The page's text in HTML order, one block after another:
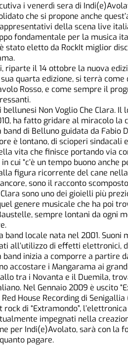
i venerdì sera di
che si propone anche
della scena live
fondamentale per la musica
stato eletto da RockIt miglior
riparte il 14 ottobre la nuova
quarta edizione, si terrà come
Rosso, e come sempre il
Non Voglio Che Clara. Il
ha fatto gridare al miracolo la
di Belluno guidata da Fabio
è lontano, di scioperi sindacali
vita che finisce portando via
cui “c’è un tempo buono anche
figura ricorrente del cane
sono il racconto
sono uno dei gioielli più
genere musicale che ha poi
sempre lontani da ogni
locale nata nel 2001. Suoni
all’utilizzo di effetti elettronici,
inizia a comporre a partire
accostare i Mangarama ai
tra i Novanta e il Duemila,
Nel Gennaio 2009 è uscito
House Recording di Senigallia
di “Extramondo”, l’elettronica
impegnati nella
per Indi(e)Avolato, sarà con la
pagare.